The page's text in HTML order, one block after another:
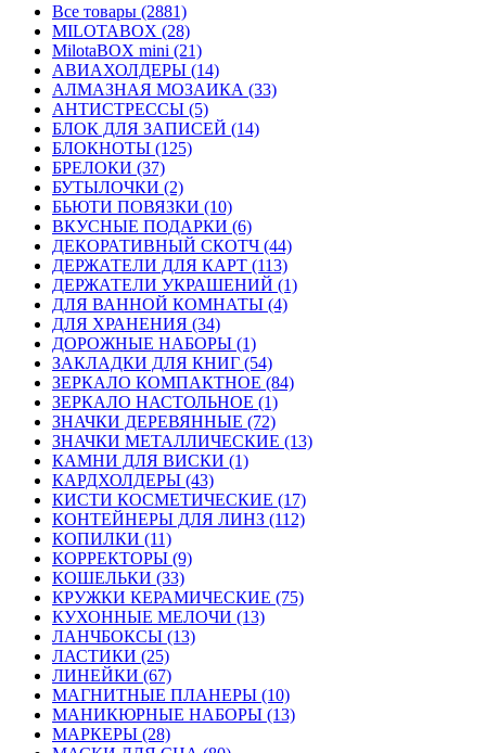
Все товары (2881)
MILOTABOX (28)
MilotaBOX mini (21)
АВИАХОЛДЕРЫ (14)
АЛМАЗНАЯ МОЗАИКА (33)
АНТИСТРЕССЫ (5)
БЛОК ДЛЯ ЗАПИСЕЙ (14)
БЛОКНОТЫ (125)
БРЕЛОКИ (37)
БУТЫЛОЧКИ (2)
БЬЮТИ ПОВЯЗКИ (10)
ВКУСНЫЕ ПОДАРКИ (6)
ДЕКОРАТИВНЫЙ СКОТЧ (44)
ДЕРЖАТЕЛИ ДЛЯ КАРТ (113)
ДЕРЖАТЕЛИ УКРАШЕНИЙ (1)
ДЛЯ ВАННОЙ КОМНАТЫ (4)
ДЛЯ ХРАНЕНИЯ (34)
ДОРОЖНЫЕ НАБОРЫ (1)
ЗАКЛАДКИ ДЛЯ КНИГ (54)
ЗЕРКАЛО КОМПАКТНОЕ (84)
ЗЕРКАЛО НАСТОЛЬНОЕ (1)
ЗНАЧКИ ДЕРЕВЯННЫЕ (72)
ЗНАЧКИ МЕТАЛЛИЧЕСКИЕ (13)
КАМНИ ДЛЯ ВИСКИ (1)
КАРДХОЛДЕРЫ (43)
КИСТИ КОСМЕТИЧЕСКИЕ (17)
КОНТЕЙНЕРЫ ДЛЯ ЛИНЗ (112)
КОПИЛКИ (11)
КОРРЕКТОРЫ (9)
КОШЕЛЬКИ (33)
КРУЖКИ КЕРАМИЧЕСКИЕ (75)
КУХОННЫЕ МЕЛОЧИ (13)
ЛАНЧБОКСЫ (13)
ЛАСТИКИ (25)
ЛИНЕЙКИ (67)
МАГНИТНЫЕ ПЛАНЕРЫ (10)
МАНИКЮРНЫЕ НАБОРЫ (13)
МАРКЕРЫ (28)